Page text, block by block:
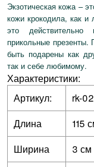
Экзотическая кожа –
кожи крокодила, как и
это действительно
прикольные презенты.
быть подарены как
так и себе любимому.
Характеристики:
Артикул:
rk-
Длина
115
Ширина
3 см